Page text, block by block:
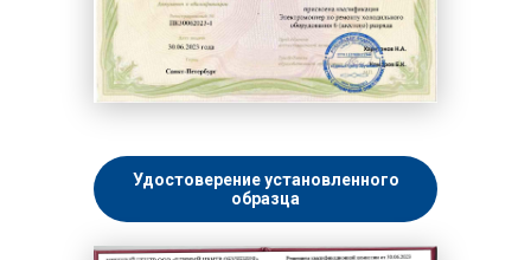
Удостоверение установленного
образца